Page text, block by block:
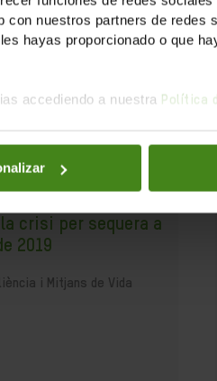
nuestros partners de redes
hayas proporcionado o que
accediendo a nuestra Política
crisi per sequera a
2019
i Mitjans de Vida